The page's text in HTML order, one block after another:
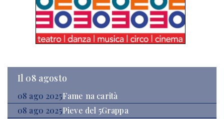
Il 08 agosto
08 ago 2025Fame na carità
08 ago 2025Pieve del 5Grappa